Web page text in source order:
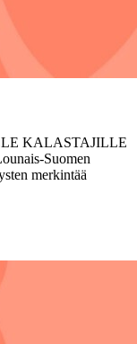
KALASTAJILLE
Suomen
merkintää